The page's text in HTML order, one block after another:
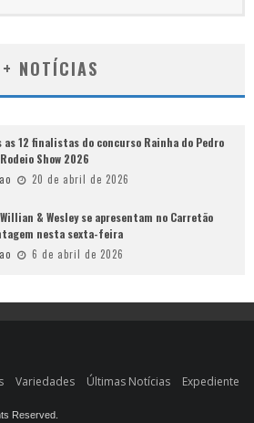
+ NOTÍCIAS
as 12 finalistas do concurso Rainha do Pedro
Show 2026
20 de abril de 2026
& Wesley se apresentam no Carretão
nesta sexta-feira
6 de abril de 2026
Variedades Últimas Notícias Expediente
Reserved.